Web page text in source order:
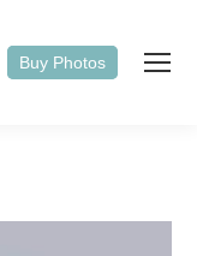
Buy Photos